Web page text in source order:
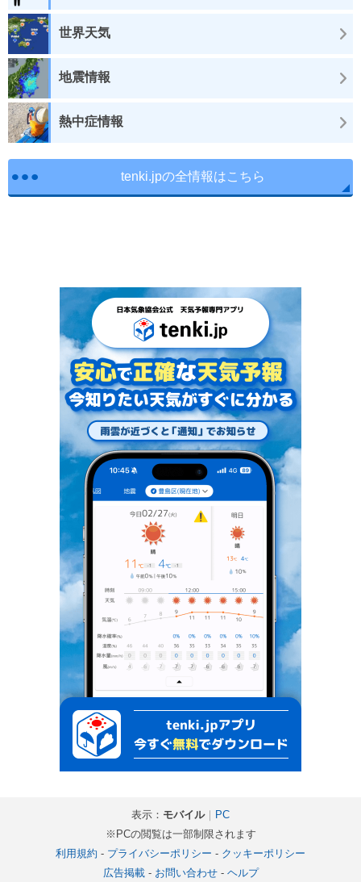
世界天気
地震情報
熱中症情報
tenki.jpの全情報はこちら
表示： モバイル｜ PC
※PCの閲覧は一部制限されます
利用規約 - プライバシーポリシー - クッキーポリシー
広告掲載- お問い合わせ- ヘルプ